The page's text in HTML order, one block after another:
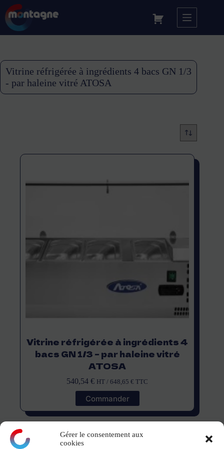
Gérer le consentement aux
cookies
Vitrine réfrigérée à ingrédients 4 bacs GN 1/3
- par haleine vitré ATOSA
Vitrine réfrigérée à ingrédients 4
bacs GN 1/3 – par haleine vitré
ATOSA
540,54€ HT /648,65€ TTC
Commander